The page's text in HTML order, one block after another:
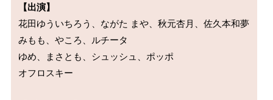
【出演】
花田ゆういちろう、ながた まや、秋元杏月、佐久本和夢
みもも、やころ、ルチータ
ゆめ、まさとも、シュッシュ、ポッポ
オフロスキー